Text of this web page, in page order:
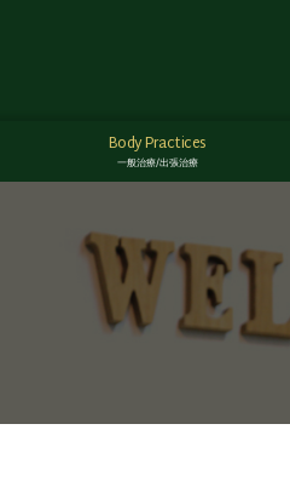
Body Practices
一般治療/出張治療